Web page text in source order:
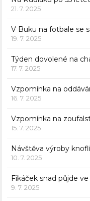
21. 7. 2025
V Buku na fotbale se
19. 7. 2025
Týden dovolené na
17. 7. 2025
Vzpomínka na
16. 7. 2025
Vzpomínka na
15. 7. 2025
Návštěva výroby
10. 7. 2025
Fikáček snad půjde
9. 7. 2025